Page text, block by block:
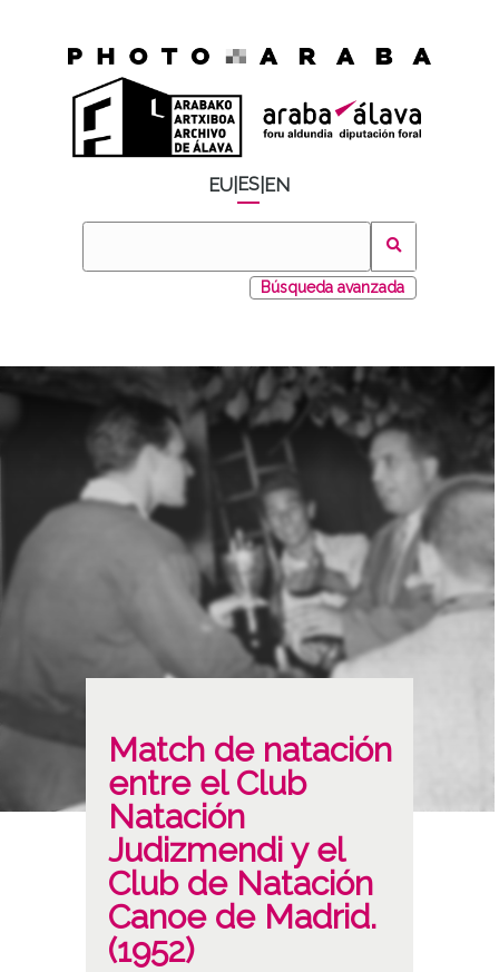
EU ES EN
Búsqueda avanzada
Match de natación
entre el Club
Natación
Judizmendi y el
Club de Natación
Canoe de Madrid.
(1952)